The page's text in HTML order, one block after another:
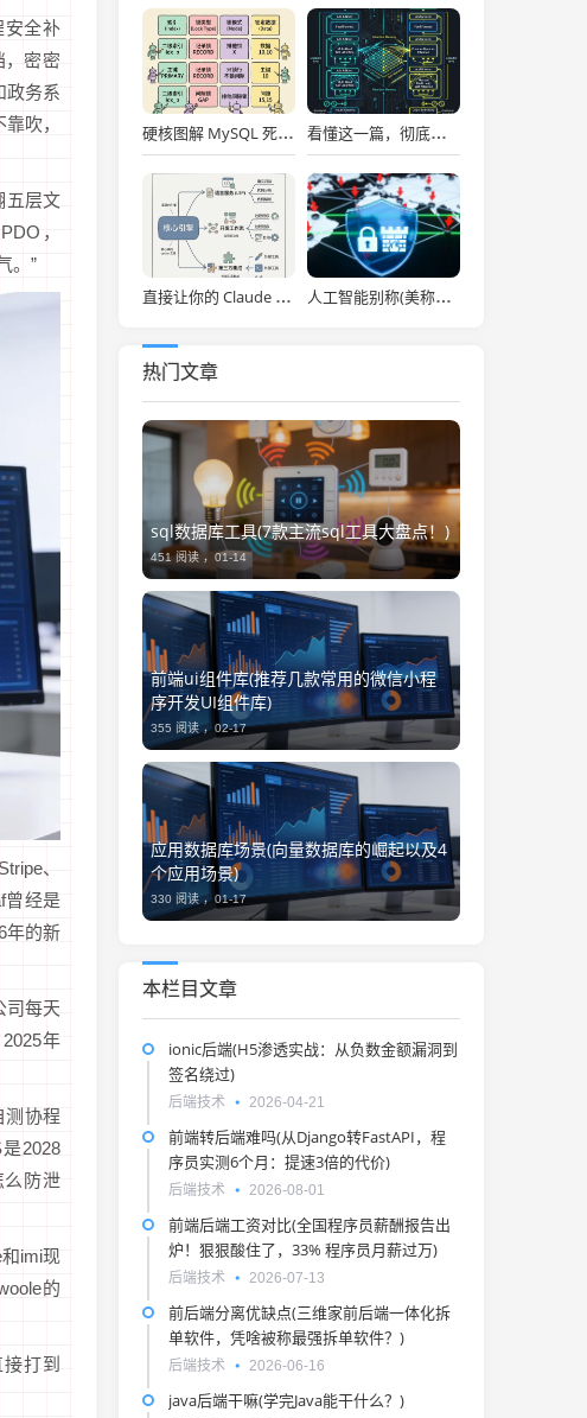
安全补
，密密
政务系
吹，
五层文
，
。”
、
曾经是
年的新
司每天
年
测协程
2028
么防泄
imi现
的
打到
硬核图解 MySQL 死锁：为什么两个看似不冲突的 Update 和 Insert 会掐死对方？ 看懂这一篇，彻底通关大模型底层！图解 Transformer 核心架构与自注意力机制！
直接让你的 Claude Code 效率拉满，Anthropic 官方神级插件开源了！ 人工智能别称(美称中国一人工智能企业违反美出口管制 外交部：中方已多次表明原则立场)
热门文章
sql数据库工具(7款主流sql工具大盘点！)
451 阅读 ，01-14
前端ui组件库(推荐几款常用的微信小程
序开发UI组件库)
355 阅读 ，02-17
应用数据库场景(向量数据库的崛起以及4
个应用场景)
330 阅读 ，01-17
本栏目文章
ionic后端(H5渗透实战：从负数金额漏洞到
签名绕过)
后端技术 2026-04-21
前端转后端难吗(从Django转FastAPI，程
序员实测6个月：提速3倍的代价)
后端技术 2026-08-01
前端后端工资对比(全国程序员薪酬报告出
炉！狠狠酸住了，33% 程序员月薪过万)
后端技术 2026-07-13
前后端分离优缺点(三维家前后端一体化拆
单软件，凭啥被称最强拆单软件？)
后端技术 2026-06-16
java后端干嘛(学完Java能干什么？)